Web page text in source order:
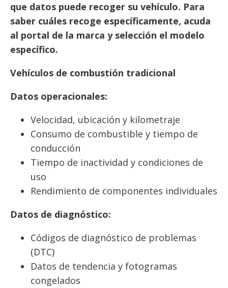
que datos puede recoger su vehículo. Para
saber cuáles recoge específicamente, acuda
al portal de la marca y selección el modelo
específico.
Vehículos de combustión tradicional
Datos operacionales:
Velocidad, ubicación y kilometraje
Consumo de combustible y tiempo de
conducción
Tiempo de inactividad y condiciones de
uso
Rendimiento de componentes individuales
Datos de diagnóstico:
Códigos de diagnóstico de problemas
(DTC)
Datos de tendencia y fotogramas
congelados